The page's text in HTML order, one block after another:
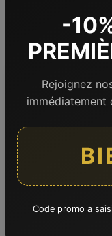
-
Rejoignez
immédiatement
Code promo a